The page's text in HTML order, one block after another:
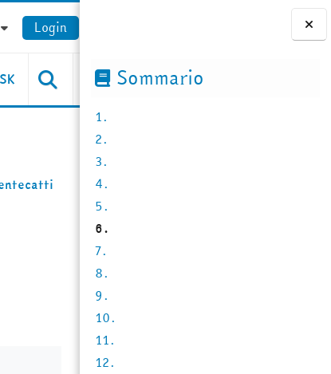
Blocchi
Sommario
1.
2.
3.
4.
5.
6.
7.
8.
9.
10.
11.
12.
Login